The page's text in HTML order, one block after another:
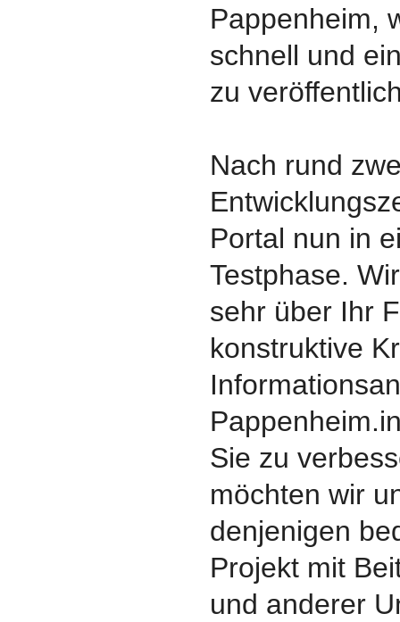
Pappenheim,
schnell und
zu
Nach rund
Portal nun in
Testphase.
sehr über Ihr
konstruktive
Sie zu
möchten wir
denjenigen
Projekt mit
und anderer